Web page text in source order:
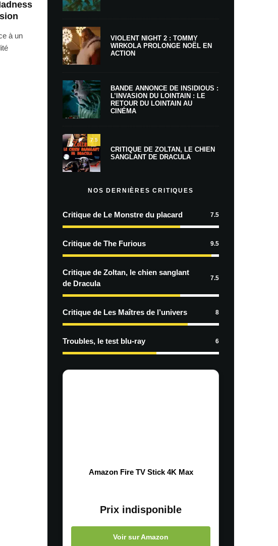
à un
VIOLENT NIGHT 2 : TOMMY
WIRKOLA PROLONGE NOËL EN
ACTION
BANDE ANNONCE DE INSIDIOUS :
L’INVASION DU LOINTAIN : LE
RETOUR DU LOINTAIN AU
CINÉMA
7.5
CRITIQUE DE ZOLTAN, LE CHIEN
SANGLANT DE DRACULA
NOS DERNIÈRES CRITIQUES
Critique de Le Monstre du placard 7.5
Critique de The Furious 9.5
Critique de Zoltan, le chien sanglant
de Dracula
7.5
Critique de Les Maîtres de l’univers 8
Troubles, le test blu-ray 6
Amazon Fire TV Stick 4K Max
Prix indisponible
Voir sur Amazon